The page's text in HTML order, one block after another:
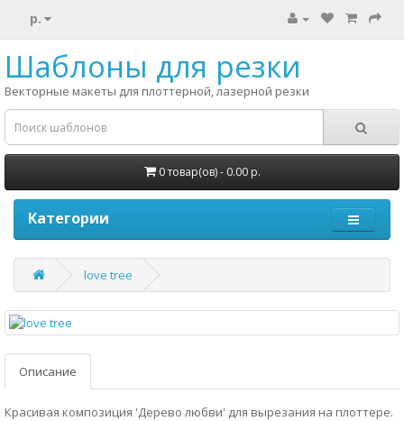
р.
Шаблоны для резки
Векторные макеты для плоттерной, лазерной резки
0 товар(ов) - 0.00 р.
Категории
love tree
Описание
Красивая композиция 'Дерево любви' для вырезания на плоттере.